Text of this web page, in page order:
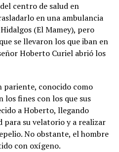
centro de salud en
en una ambulancia
(El Mamey), pero
se llevaron los que iban en
Hoberto Curiel abrió los
pariente, conocido como
los fines con los que sus
a Hoberto, llegando
su velatorio y a realizar
No obstante, el hombre
con oxígeno.